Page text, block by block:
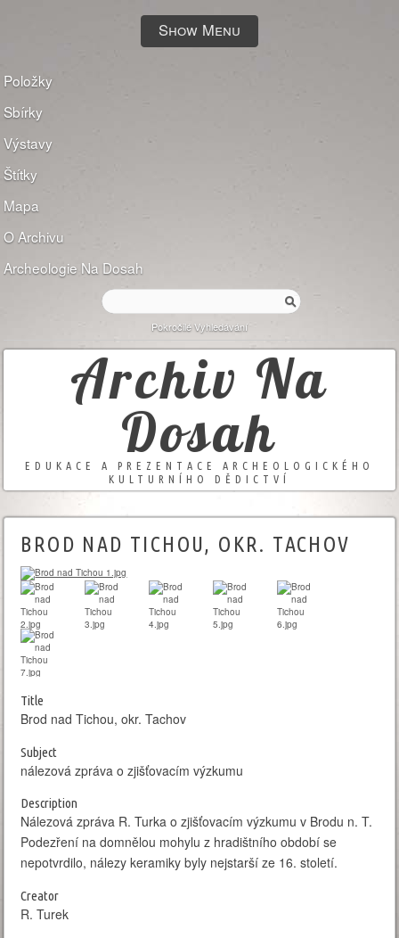
Show Menu
Položky
Sbírky
Výstavy
Štítky
Mapa
O Archivu
Archeologie Na Dosah
Pokročilé Vyhledávání
Archiv Na
Dosah
EDUKACE A PREZENTACE ARCHEOLOGICKÉHO
KULTURNÍHO DĚDICTVÍ
BROD NAD TICHOU, OKR. TACHOV
Title
Brod nad Tichou, okr. Tachov
Subject
nálezová zpráva o zjišťovacím výzkumu
Description
Nálezová zpráva R. Turka o zjišťovacím výzkumu v Brodu n. T.
Podezření na domnělou mohylu z hradištního období se
nepotvrdilo, nálezy keramiky byly nejstarší ze 16. století.
Creator
R. Turek